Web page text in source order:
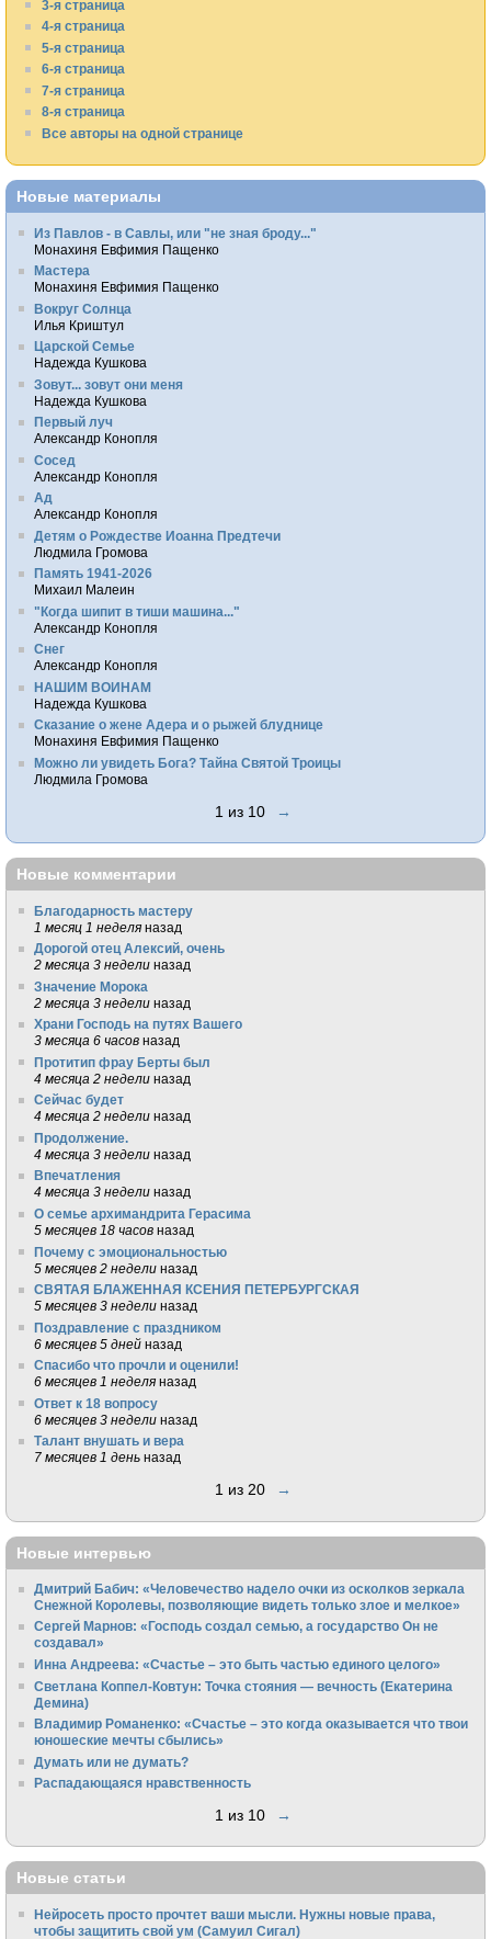
3-я страница
4-я страница
5-я страница
6-я страница
7-я страница
8-я страница
Все авторы на одной странице
Новые материалы
Из Павлов - в Савлы, или "не зная броду..."
Монахиня Евфимия Пащенко
Мастера
Монахиня Евфимия Пащенко
Вокруг Солнца
Илья Криштул
Царской Семье
Надежда Кушкова
Зовут... зовут они меня
Надежда Кушкова
Первый луч
Александр Конопля
Сосед
Александр Конопля
Ад
Александр Конопля
Детям о Рождестве Иоанна Предтечи
Людмила Громова
Память 1941-2026
Михаил Малеин
"Когда шипит в тиши машина..."
Александр Конопля
Снег
Александр Конопля
НАШИМ ВОИНАМ
Надежда Кушкова
Сказание о жене Адера и о рыжей блуднице
Монахиня Евфимия Пащенко
Можно ли увидеть Бога? Тайна Святой Троицы
Людмила Громова
1 из 10 →
Новые комментарии
Благодарность мастеру
1 месяц 1 неделя назад
Дорогой отец Алексий, очень
2 месяца 3 недели назад
Значение Морока
2 месяца 3 недели назад
Храни Господь на путях Вашего
3 месяца 6 часов назад
Протитип фрау Берты был
4 месяца 2 недели назад
Сейчас будет
4 месяца 2 недели назад
Продолжение.
4 месяца 3 недели назад
Впечатления
4 месяца 3 недели назад
О семье архимандрита Герасима
5 месяцев 18 часов назад
Почему с эмоциональностью
5 месяцев 2 недели назад
СВЯТАЯ БЛАЖЕННАЯ КСЕНИЯ ПЕТЕРБУРГСКАЯ
5 месяцев 3 недели назад
Поздравление с праздником
6 месяцев 5 дней назад
Спасибо что прочли и оценили!
6 месяцев 1 неделя назад
Ответ к 18 вопросу
6 месяцев 3 недели назад
Талант внушать и вера
7 месяцев 1 день назад
1 из 20 →
Новые интервью
Дмитрий Бабич: «Человечество надело очки из осколков зеркала
Снежной Королевы, позволяющие видеть только злое и мелкое»
Сергей Марнов: «Господь создал семью, а государство Он не
создавал»
Инна Андреева: «Счастье – это быть частью единого целого»
Светлана Коппел-Ковтун: Точка стояния — вечность (Екатерина
Демина)
Владимир Романенко: «Счастье – это когда оказывается что твои
юношеские мечты сбылись»
Думать или не думать?
Распадающаяся нравственность
1 из 10 →
Новые статьи
Нейросеть просто прочтет ваши мысли. Нужны новые права,
чтобы защитить свой ум (Самуил Сигал)